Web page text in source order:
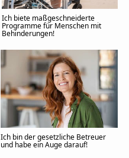
Ich biete maßgeschneiderte
Programme für Menschen mit
Behinderungen!
Ich bin der gesetzliche Betreuer
und habe ein Auge darauf!